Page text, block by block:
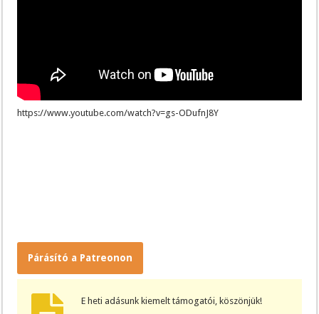
https://www.youtube.com/watch?v=gs-ODufnJ8Y
Párásító a Patreonon
E heti adásunk kiemelt támogatói, köszönjük!